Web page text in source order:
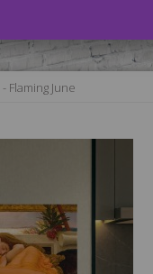
Flaming June